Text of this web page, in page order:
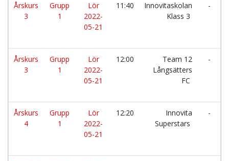
Årskurs
3
Grupp
1
Lör
2022-
05-21
11:40
Innovitaskolan
Klass 3
-
Årskurs
3
Grupp
1
Lör
2022-
05-21
12:00
Team 12
Långsätters
FC
-
Årskurs
4
Grupp
1
Lör
2022-
05-21
12:20
Innovita
Superstars
-